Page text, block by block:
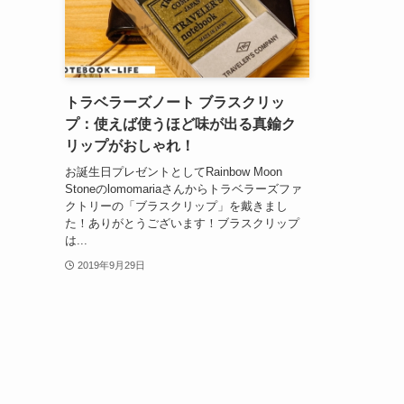
トラベラーズノート ブラスクリッ
プ：使えば使うほど味が出る真鍮ク
リップがおしゃれ！
お誕生日プレゼントとしてRainbow Moon
Stoneのlomomariaさんからトラベラーズファ
クトリーの「ブラスクリップ」を戴きまし
た！ありがとうございます！ブラスクリップ
は...
2019年9月29日